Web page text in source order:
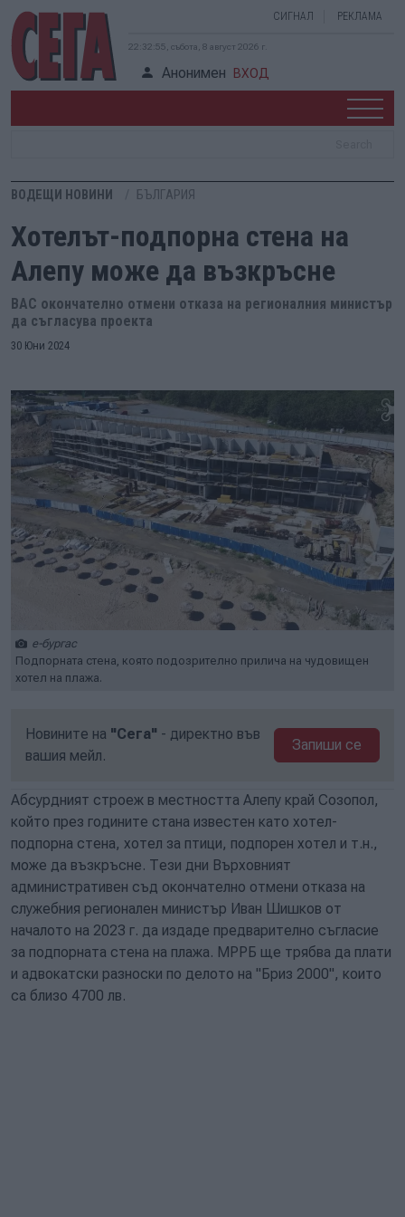
СИГНАЛ РЕКЛАМА
22:32:56, събота, 8 август 2026 г.
Анонимен ВХОД
ВОДЕЩИ НОВИНИ БЪЛГАРИЯ
Хотелът-подпорна стена на
Алепу може да възкръсне
ВАС окончателно отмени отказа на регионалния министър
да съгласува проекта
30 Юни 2024
е-бургас
Подпорната стена, която подозрително прилича на чудовищен
хотел на плажа.
Новините на "Сега" - директно във
вашия мейл.
Запиши се
Абсурдният строеж в местността Алепу край Созопол,
който през годините стана известен като хотел-
подпорна стена, хотел за птици, подпорен хотел и т.н.,
може да възкръсне. Тези дни Върховният
административен съд окончателно отмени отказа на
служебния регионален министър Иван Шишков от
началото на 2023 г. да издаде предварително съгласие
за подпорната стена на плажа. МРРБ ще трябва да плати
и адвокатски разноски по делото на "Бриз 2000", които
са близо 4700 лв.